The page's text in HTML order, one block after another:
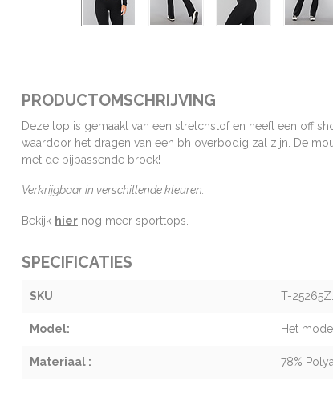
PRODUCTOMSCHRIJVING
Deze top is gemaakt van een stretchstof en heeft een off
waardoor het dragen van een bh overbodig zal zijn. De
met de bijpassende broek!
Verkrijgbaar in verschillende kleuren.
Bekijk hier nog meer sporttops.
SPECIFICATIES
SKU T-25265Z.L
Model: Het
Materiaal : 78%